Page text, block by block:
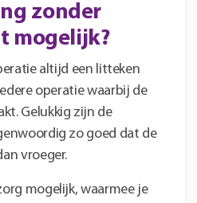
zonder
mogelijk?
altijd een litteken
operatie waarbij de
Gelukkig zijn de
zo goed dat de
vroeger.
mogelijk, waarmee je